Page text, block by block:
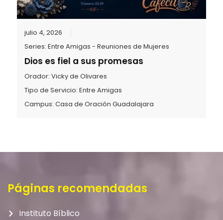
julio 4, 2026
Series:Entre Amigas - Reuniones de Mujeres
Dios es fiel a sus promesas
Orador:Vicky de Olivares
Tipo de Servicio:Entre Amigas
Campus:Casa de Oración Guadalajara
Páginas recomendadas
Instituto Bíblico